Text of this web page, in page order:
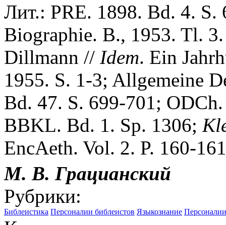
Лит.: PRE. 1898. Bd. 4. S.
Biographie. B., 1953. Tl.
Dillmann // Idem. Ein
1955. S. 1-3; Allgemeine
Bd. 47. S. 699-701;
BBKL. Bd. 1. Sp. 1306;
EncAeth. Vol. 2. P. 160-
М. В. Грацианский
Рубрики:
Библеистика Персоналии библеистов Языкознание Персоналии